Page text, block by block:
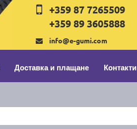
+359 87 7265509
+359 89 3605888
info@e-gumi.com
Доставка и плащане Контакти